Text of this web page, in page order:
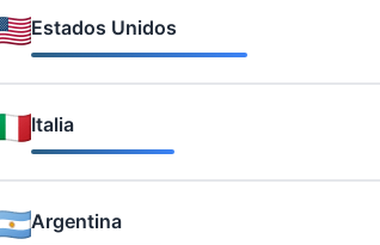
Estados Unidos
Italia
Argentina